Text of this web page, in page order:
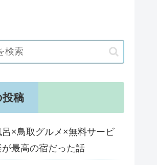
稿
×鳥取グルメ×無料サービ
最高の宿だった話